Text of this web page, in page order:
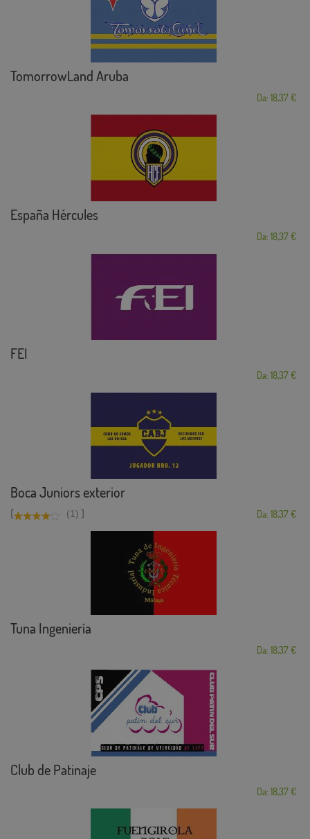
TomorrowLand Aruba
Da: 18,37 €
España Hércules
Da: 18,37 €
FEI
Da: 18,37 €
Boca Juniors exterior
[ (1) ] Da: 18,37 €
Tuna Ingeniería
Da: 18,37 €
Club de Patinaje
Da: 18,37 €